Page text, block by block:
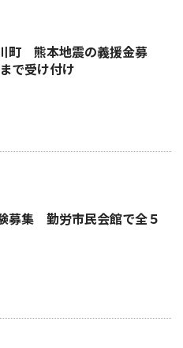
町 熊本地震の義援金募
で受け付け
募集 勤労市民会館で全５